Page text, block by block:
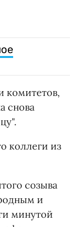
комитетов,
снова
коллеги из
созыва
и
минутой